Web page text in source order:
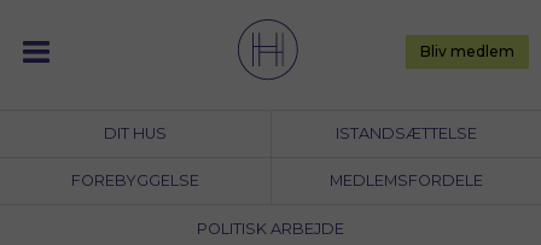
content
DIT HUS ISTANDSÆTTELSE
FOREBYGGELSE MEDLEMSFORDELE
POLITISK ARBEJDE
Bliv medlem